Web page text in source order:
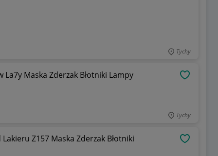
Tychy
Przód Audi A4 B6 00-05 La7w La7y Maska Zderzak Błotniki Lampy
Tychy
Z157 Maska Zderzak Błotniki